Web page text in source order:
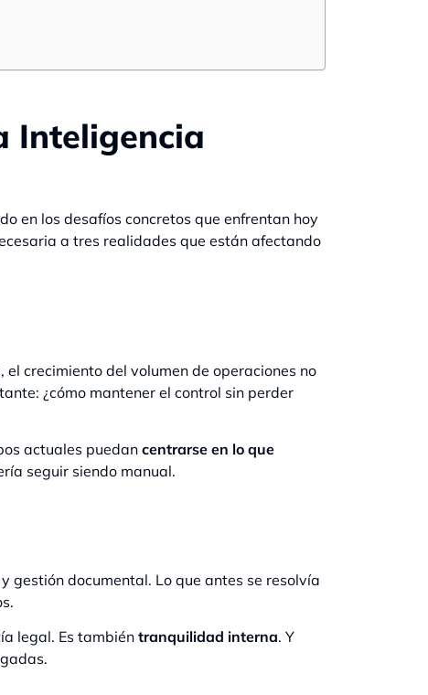
Inteligencia
en los desafíos concretos que enfrentan hoy
a tres realidades que están afectando
el crecimiento del volumen de operaciones no
¿cómo mantener el control sin perder
actuales puedan centrarse en lo que
seguir siendo manual.
documental. Lo que antes se resolvía
legal. Es también tranquilidad interna. Y